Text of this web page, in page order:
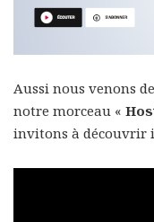
Aussi nous venons
notre morceau «
invitons à découvrir